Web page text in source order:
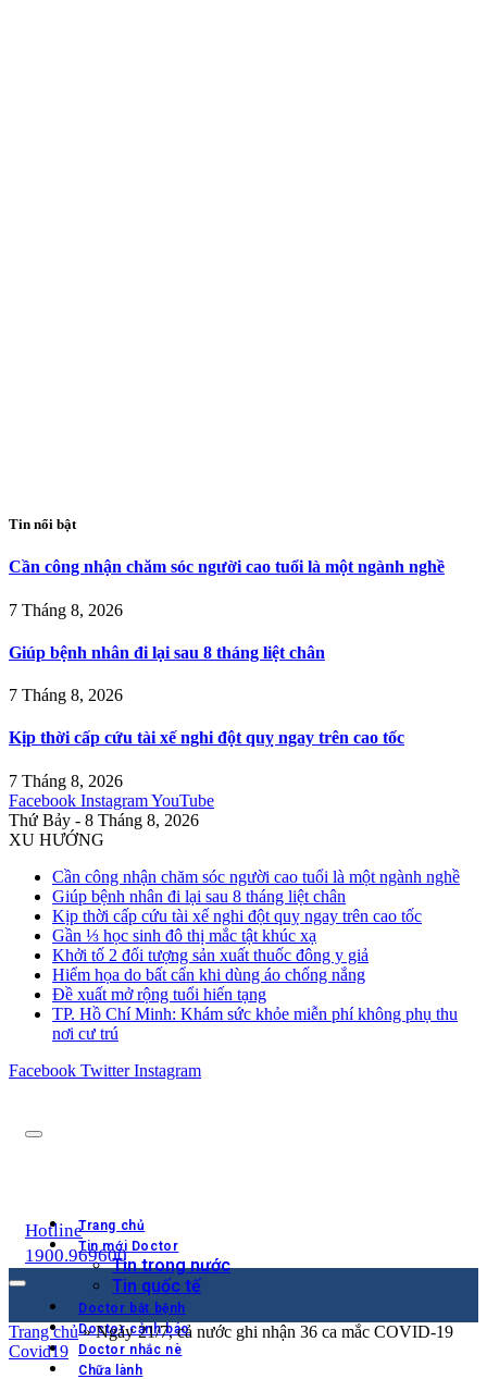
Tin nổi bật
Cần công nhận chăm sóc người cao tuổi là một ngành nghề
7 Tháng 8, 2026
Giúp bệnh nhân đi lại sau 8 tháng liệt chân
7 Tháng 8, 2026
Kịp thời cấp cứu tài xế nghi đột quỵ ngay trên cao tốc
7 Tháng 8, 2026
Facebook InstagramYouTube
Thứ Bảy - 8 Tháng 8, 2026
XU HƯỚNG
Cần công nhận chăm sóc người cao tuổi là một ngành nghề
Giúp bệnh nhân đi lại sau 8 tháng liệt chân
Kịp thời cấp cứu tài xế nghi đột quỵ ngay trên cao tốc
Gần ⅓ học sinh đô thị mắc tật khúc xạ
Khởi tố 2 đối tượng sản xuất thuốc đông y giả
Hiểm họa do bất cẩn khi dùng áo chống nắng
Đề xuất mở rộng tuổi hiến tạng
TP. Hồ Chí Minh: Khám sức khỏe miễn phí không phụ thu
nơi cư trú
Facebook Twitter Instagram
Trang chủ
Tin mới Doctor
Tin trong nước
Tin quốc tế
Doctor bắt bệnh
Doctor cảnh báo
Doctor nhắc nè
Chữa lành
Hotline
1900.969600
Trang chủ»Ngày 21/7, cả nước ghi nhận 36 ca mắc COVID-19
Covid19